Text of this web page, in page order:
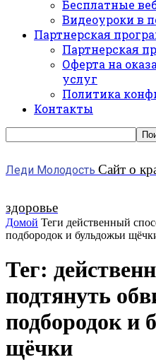
Бесплатные
Видеоуроки в
Партнерская
Партнерская
Оферта на
услуг
Политика
Контакты
Леди Молодость Сайт о
здоровье
Домой Теги действенный
подбородок и бульдожьи
Тег:
подтянуть
подбородок и
щёчки